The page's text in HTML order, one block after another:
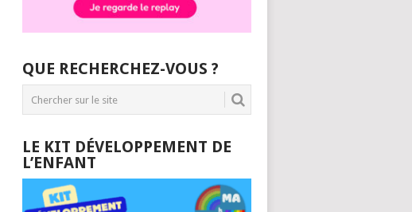
QUE RECHERCHEZ-VOUS ?
LE KIT DÉVELOPPEMENT DE
L’ENFANT